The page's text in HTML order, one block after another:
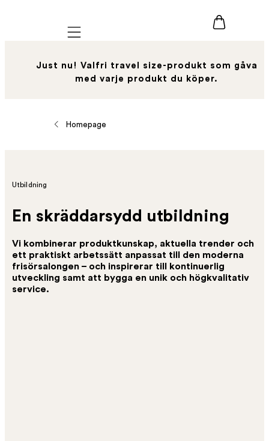
Mobile navigation
Just nu! Valfri travel size-produkt som gåva
med varje produkt du köper.
Homepage
Utbildning
En skräddarsydd utbildning
Vi kombinerar produktkunskap, aktuella trender och
ett praktiskt arbetssätt anpassat till den moderna
frisörsalongen – och inspirerar till kontinuerlig
utveckling samt att bygga en unik och högkvalitativ
service.